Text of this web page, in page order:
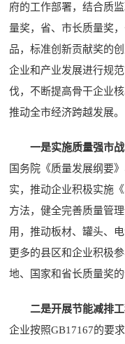
府的工作部署，结合质
量奖，省、市长质量奖
品，标准创新贡献奖的
企业和产业发展进行规
伐，不断提高骨干企业
推动全市经济跨越发展。
一是实施质量强市
国务院《质量发展纲要
实，推动企业积极实施
方法，健全完善质量管
用，推动板材、罐头、
更多的县区和企业积极
地、国家和省长质量奖的
二是开展节能减排
企业按照GB17167的要